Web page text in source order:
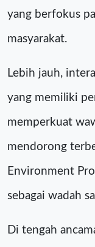
yang berfokus
masyarakat.
Lebih jauh,
yang memiliki
memperkuat
mendorong
Environment
sebagai wadah
Di tengah